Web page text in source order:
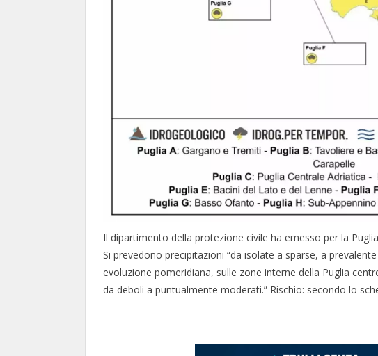
Il dipartimento della protezione civile ha emesso per la
Si prevedono precipitazioni “da isolate a sparse, a
evoluzione pomeridiana, sulle zone interne della Puglia
da deboli a puntualmente moderati.” Rischio: secondo lo